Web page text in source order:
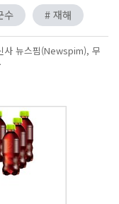
수 # 재해
사 뉴스핌(Newspim), 무